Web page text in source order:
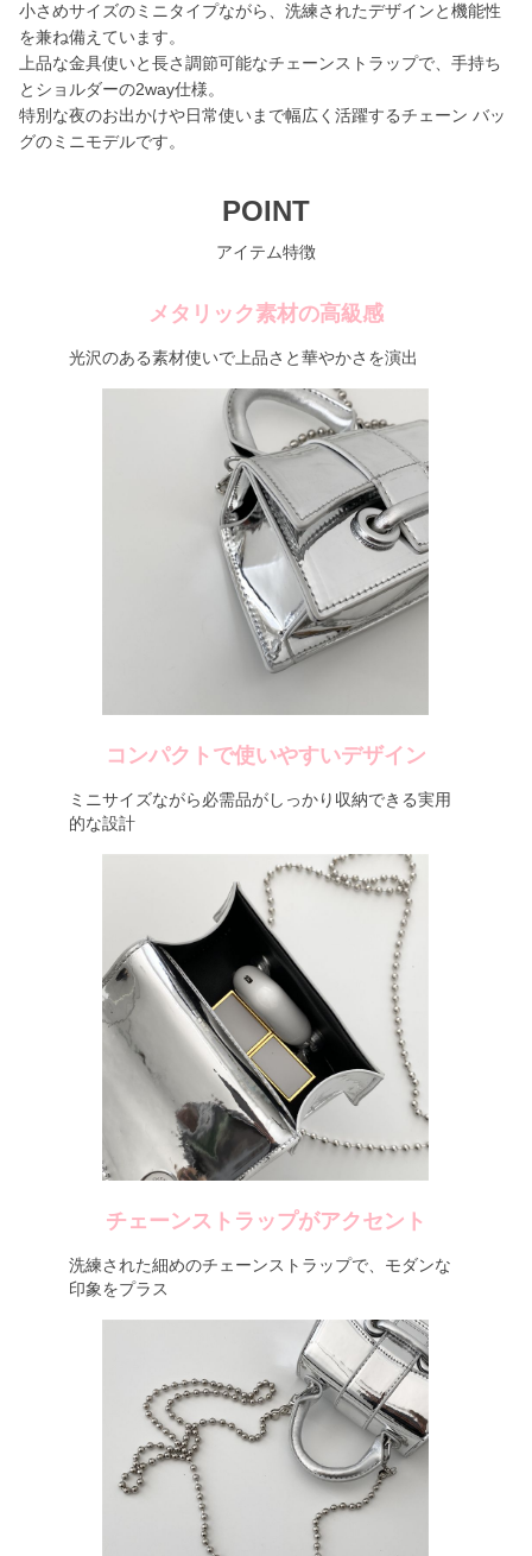
小さめサイズのミニタイプながら、洗練されたデザインと機能性
を兼ね備えています。
上品な金具使いと長さ調節可能なチェーンストラップで、手持ち
とショルダーの2way仕様。
特別な夜のお出かけや日常使いまで幅広く活躍するチェーン バッ
グのミニモデルです。
POINT
アイテム特徴
メタリック素材の高級感
光沢のある素材使いで上品さと華やかさを演出
コンパクトで使いやすいデザイン
ミニサイズながら必需品がしっかり収納できる実用
的な設計
チェーンストラップがアクセント
洗練された細めのチェーンストラップで、モダンな
印象をプラス